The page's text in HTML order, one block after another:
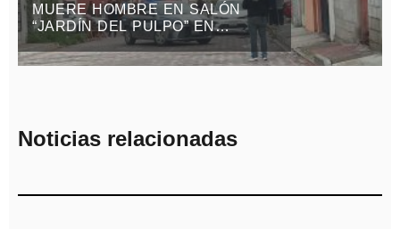
MUERE HOMBRE EN SALÓN
“JARDÍN DEL PULPO” EN
APIZACO
Noticias relacionadas